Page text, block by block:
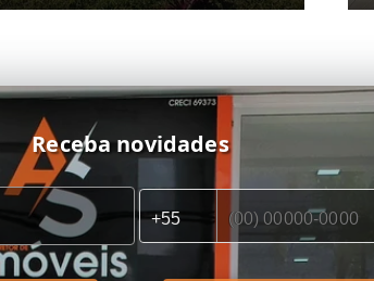
Receba novidades